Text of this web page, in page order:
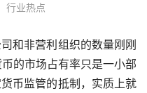
行业热点
和非营利组织的数量刚刚
的市场占有率只是一小部
币监管的抵制，实质上就